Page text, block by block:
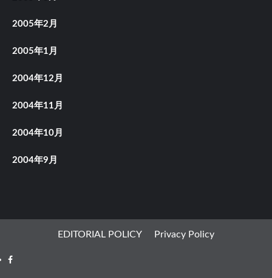
2005年2月
2005年1月
2004年12月
2004年11月
2004年10月
2004年9月
EDITORIAL POLICY Privacy Policy
Facebook